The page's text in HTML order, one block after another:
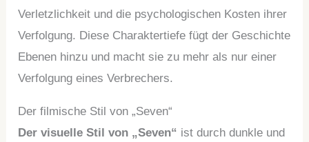
Verletzlichkeit und die psychologischen Kosten ihrer
Verfolgung. Diese Charaktertiefe fügt der Geschichte
Ebenen hinzu und macht sie zu mehr als nur einer
Verfolgung eines Verbrechers.
Der filmische Stil von „Seven“
Der visuelle Stil von „Seven“ ist durch dunkle und